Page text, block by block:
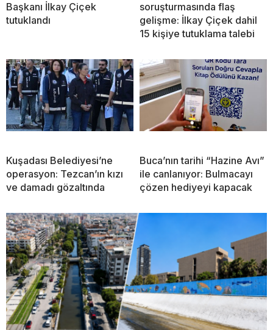
Başkanı İlkay Çiçek
tutuklandı
soruşturmasında flaş
gelişme: İlkay Çiçek dahil
15 kişiye tutuklama talebi
Kuşadası Belediyesi’ne
operasyon: Tezcan’ın kızı
ve damadı gözaltında
Buca’nın tarihi “Hazine Avı”
ile canlanıyor: Bulmacayı
çözen hediyeyi kapacak